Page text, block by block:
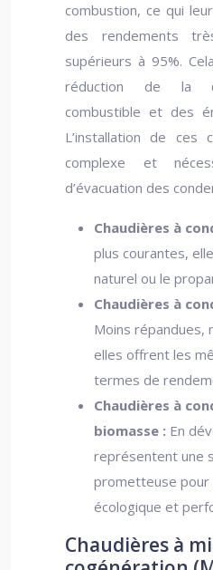
combustion, ce qui
des rendements
supérieurs à 95%.
réduction de la
combustible et des
L’installation de ces
complexe et
d’évacuation des
Chaudières à
plus courantes,
naturel ou le
Chaudières à
Moins répandues,
elles offrent les
termes de
Chaudières à
biomasse : En
représentent une
prometteuse pour
écologique et
Chaudières à